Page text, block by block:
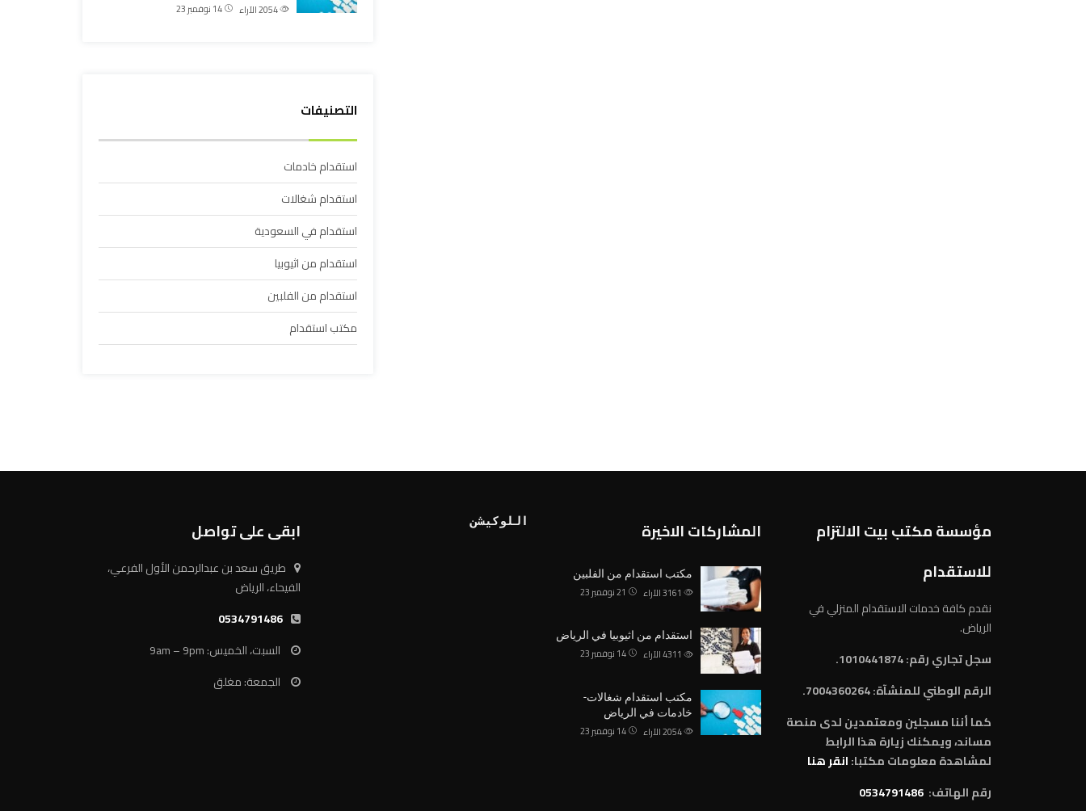
14 نوفمبر 23 الآراء
التصنيفات
استقدام خادمات
استقدام شغالات
استقدام في السعودية
استقدام من اثيوبيا
استقدام من الفلبين
مكتب استقدام
مؤسسة مكتب بيت الالتزام
للاستقدام
نقدم كافة خدمات الاستقدام المنزلي في
الرياض.
سجل تجاري رقم: 1010441874.
الرقم الوطني للمنشآة:7004360264.
كما أننا مسجلين ومعتمدين لدى منصة
مساند، ويمكنك زيارة هذا الرابط
لمشاهدة معلومات مكتبا:انقر هنا
رقم الهاتف: 0534791486
المشاركات الاخيرة
مكتب استقدام من الفلبين
21 نوفمبر 23 الآراء
استقدام من اثيوبيا في الرياض
14 نوفمبر 23 الآراء
مكتب استقدام شغالات-
خادمات في الرياض
14 نوفمبر 23 الآراء
اللوكيشن ابقى على تواصل
طريق سعد بن عبدالرحمن الأول الفرعي،
الفيحاء، الرياض
0534791486
السبت، الخميس: 9am – 9pm
الجمعة: مغلق